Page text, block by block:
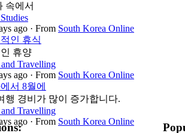
속에서
ago · From South Korea Online
인 휴식
휴양
Travelling
ago · From South Korea Online
서 8월에
행 경비가 많이 증가합니다.
Travelling
ago · From South Korea Online